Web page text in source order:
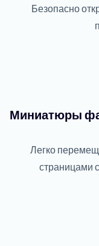
Безопасно
Миниатюры
Легко
страницами